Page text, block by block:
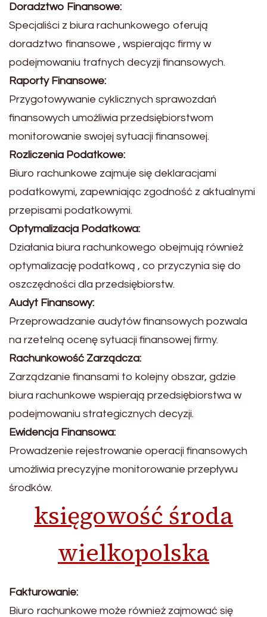
Doradztwo Finansowe:
Specjaliści z biura rachunkowego oferują
doradztwo finansowe , wspierając firmy w
podejmowaniu trafnych decyzji finansowych.
Raporty Finansowe:
Przygotowywanie cyklicznych sprawozdań
finansowych umożliwia przedsiębiorstwom
monitorowanie swojej sytuacji finansowej.
Rozliczenia Podatkowe:
Biuro rachunkowe zajmuje się deklaracjami
podatkowymi, zapewniając zgodność z aktualnymi
przepisami podatkowymi.
Optymalizacja Podatkowa:
Działania biura rachunkowego obejmują również
optymalizację podatkową , co przyczynia się do
oszczędności dla przedsiębiorstw.
Audyt Finansowy:
Przeprowadzanie audytów finansowych pozwala
na rzetelną ocenę sytuacji finansowej firmy.
Rachunkowość Zarządcza:
Zarządzanie finansami to kolejny obszar, gdzie
biura rachunkowe wspierają przedsiębiorstwa w
podejmowaniu strategicznych decyzji.
Ewidencja Finansowa:
Prowadzenie rejestrowanie operacji finansowych
umożliwia precyzyjne monitorowanie przepływu
środków.
księgowość środa
wielkopolska
Fakturowanie:
Biuro rachunkowe może również zajmować się